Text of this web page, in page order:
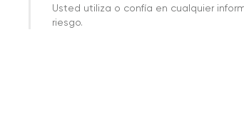
Usted utiliza o confía en cualquier
riesgo.